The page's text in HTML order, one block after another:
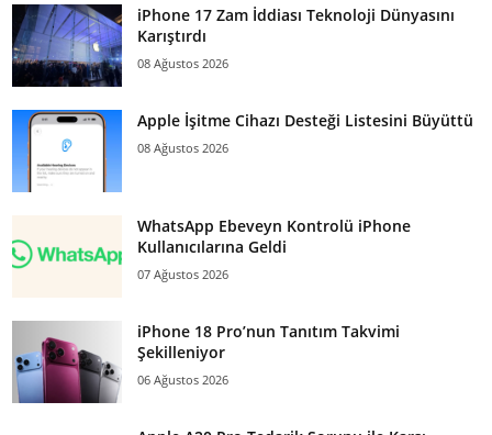
iPhone 17 Zam İddiası Teknoloji Dünyasını
Karıştırdı
08 Ağustos 2026
Apple İşitme Cihazı Desteği Listesini Büyüttü
08 Ağustos 2026
WhatsApp Ebeveyn Kontrolü iPhone
Kullanıcılarına Geldi
07 Ağustos 2026
iPhone 18 Pro’nun Tanıtım Takvimi
Şekilleniyor
06 Ağustos 2026